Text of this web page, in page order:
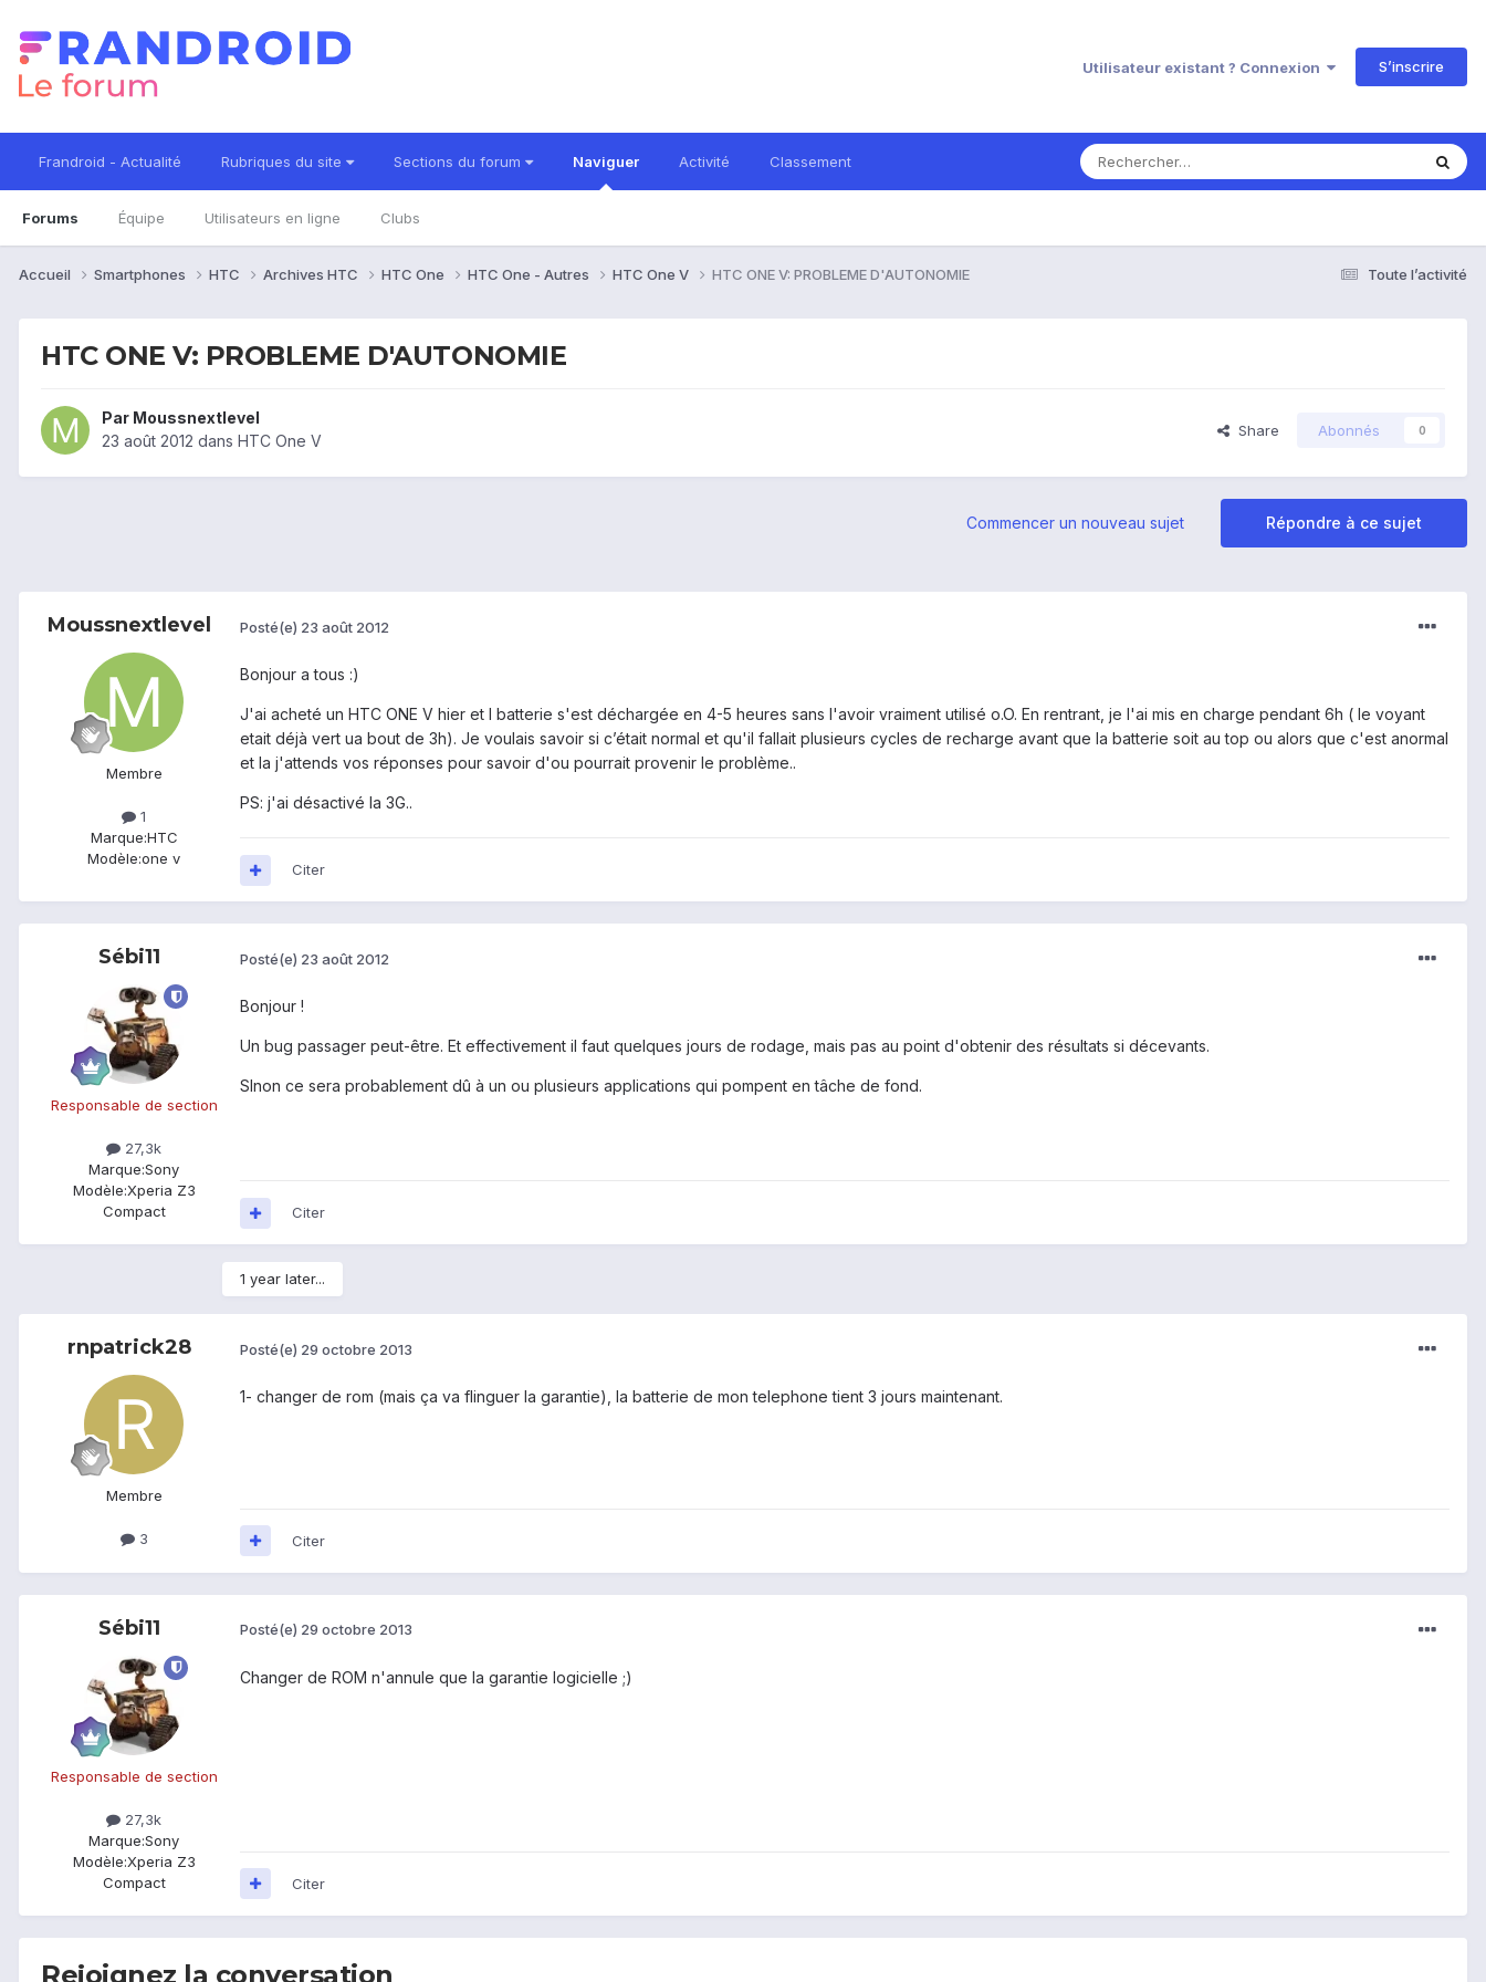
Utilisateur existant ? Connexion S’inscrire
Frandroid - Actualité Rubriques du site Sections du forum Naviguer
Forums Équipe Utilisateurs en ligne Clubs
Activité Classement
Toute l’activité
Accueil Smartphones HTC Archives HTC HTC One HTC One - Autres HTC One V HTC ONE V: PROBLEME D'AUTONOMIE
HTC ONE V: PROBLEME D'AUTONOMIE
Par Moussnextlevel
23 août 2012 dans HTC One V
Share Abonnés 0
Répondre à ce sujet
Commencer un nouveau sujet
Moussnextlevel
Membre
1
Marque:HTC
Modèle:one v
Posté(e) 23 août 2012
Bonjour a tous :)
J'ai acheté un HTC ONE V hier et l batterie s'est déchargée en 4-5 heures sans l'avoir vraiment utilisé o.O. En rentrant, je l'ai mis en charge pendant 6h ( le voyant
etait déjà vert ua bout de 3h). Je voulais savoir si c’était normal et qu'il fallait plusieurs cycles de recharge avant que la batterie soit au top ou alors que c'est anormal
et la j'attends vos réponses pour savoir d'ou pourrait provenir le problème..
PS: j'ai désactivé la 3G..
Citer
Sébi11
Responsable de section
27,3k
Marque:Sony
Modèle:Xperia Z3
Compact
Posté(e) 23 août 2012
Bonjour !
Un bug passager peut-être. Et effectivement il faut quelques jours de rodage, mais pas au point d'obtenir des résultats si décevants.
SInon ce sera probablement dû à un ou plusieurs applications qui pompent en tâche de fond.
Citer
1 year later...
rnpatrick28
Membre
3
Posté(e) 29 octobre 2013
1- changer de rom (mais ça va flinguer la garantie), la batterie de mon telephone tient 3 jours maintenant.
Citer
Sébi11
Responsable de section
27,3k
Marque:Sony
Modèle:Xperia Z3
Compact
Posté(e) 29 octobre 2013
Changer de ROM n'annule que la garantie logicielle ;)
Citer
Rejoignez la conversation